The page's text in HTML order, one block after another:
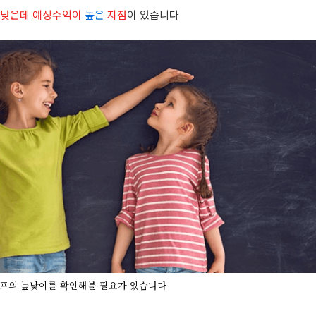
은데 예상수익이 높은 지점이 있습니다
의 높낮이를 확인해볼 필요가 있습니다